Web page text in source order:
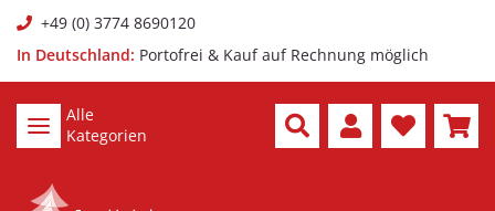
+49 (0) 3774 8690120
In Deutschland: Portofrei & Kauf auf Rechnung möglich
Alle
Kategorien